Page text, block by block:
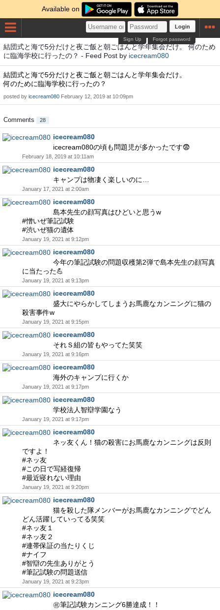
Available on
Login
Forgot password
Sign Up
結団式と海で5分だけと夜ご飯と朝ごはんと学年集会だけ。 何のため
に臨海学校に行ったの？ - Feed Post by icecream080
結団式と海で5分だけと夜ご飯と朝ごはんと学年集会だけ。
何のために臨海学校に行ったの？
posted by icecream080 February 12, 2019 at 10:09pm
Comments 28
icecream080
icecream080の頃も問題児が多かったです😨
February 18, 2019 at 10:11am
icecream080
キャンプは物凄く楽しいのに…
January 17, 2021 at 2:00am
icecream080
島本先生の顔写真はひどいと思うw
#憎いぜ筆記試験
#渋いぜ猫の遺体
January 19, 2021 at 9:12pm
icecream080
今年の筆記試験の問題収穫第2弾で島本先生の顔写真
に当たった💪
January 19, 2021 at 9:13pm
icecream080
盛大にやらかしてしまうお馬鹿なカンニングに猫の
殺害事件w
January 19, 2021 at 9:15pm
icecream080
それＳ組の皆もやってた笑笑
January 19, 2021 at 9:16pm
icecream080
海外のキャンプに行くか
January 19, 2021 at 9:17pm
icecream080
学校法人智辯学園なう
January 19, 2021 at 9:17pm
icecream080
ネッ友くん！猫の殺害にお馬鹿なカンニングは反則
ですよ！
#ネッ友
#この日で写経復帰
#最近寝れない理由
January 19, 2021 at 9:20pm
icecream080
猫を殺した隊メンバーがお馬鹿なカンニングでどん
どん活躍していってる笑笑
#ネッ友１
#ネッ友２
#連帯保証の当たりくじ
#ナイフ
#智辯の先生ありがとう
#筆記試験の問題送信
January 19, 2021 at 9:23pm
icecream080
㊗️筆記試験カンニング6勝達成！！